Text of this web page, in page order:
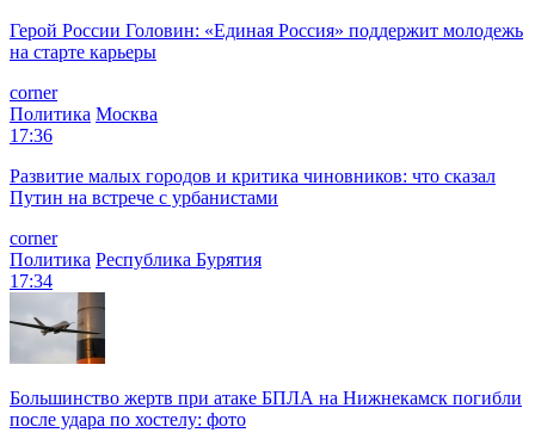
Герой России Головин: «Единая Россия» поддержит молодежь
на старте карьеры
corner
Политика Москва
17:36
Развитие малых городов и критика чиновников: что сказал
Путин на встрече с урбанистами
corner
Политика Республика Бурятия
17:34
Большинство жертв при атаке БПЛА на Нижнекамск погибли
после удара по хостелу: фото